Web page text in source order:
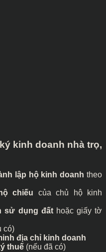
kinh doanh nhà trọ,
lập hộ kinh doanh theo
chiếu của chủ hộ kinh
sử dụng đấthoặc giấy tờ
có)
địa chỉ kinh doanh
thuế (nếu đã có)